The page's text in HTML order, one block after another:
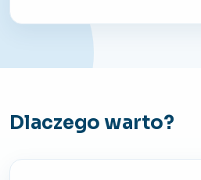
Dlaczego warto?